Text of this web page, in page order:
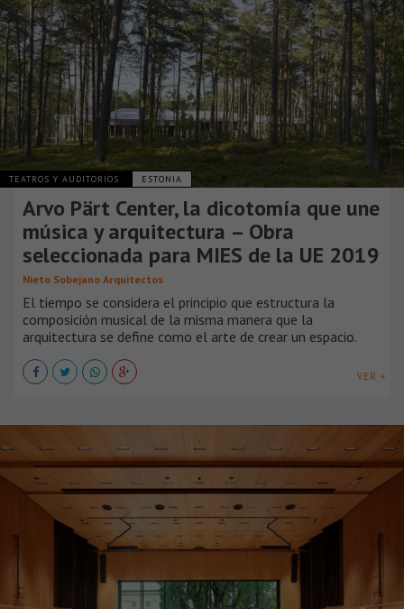
TEATROS Y AUDITORIOS ESTONIA
Arvo Pärt Center, la dicotomía que une
música y arquitectura – Obra
seleccionada para MIES de la UE 2019
Nieto Sobejano Arquitectos
El tiempo se considera el principio que estructura la
composición musical de la misma manera que la
arquitectura se define como el arte de crear un espacio.
VER +